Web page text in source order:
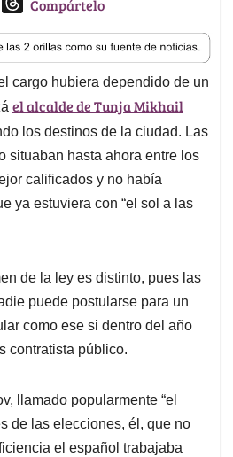
r
e
a
d
s
Compártelo
cargo hubiera dependido de un
el alcalde de Tunja Mikhail
los destinos de la ciudad. Las
situaban hasta ahora entre los
calificados y no había
ya estuviera con “el sol a las
de la ley es distinto, pues las
puede postularse para un
como ese si dentro del año
contratista público.
llamado popularmente “el
de las elecciones, él, que no
el español trabajaba